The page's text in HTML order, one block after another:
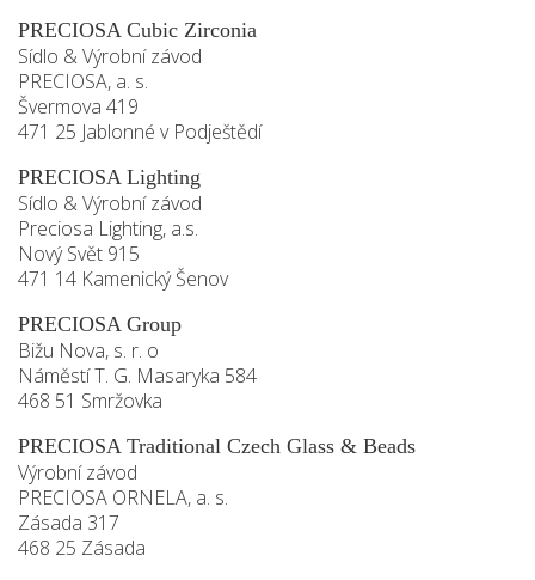
PRECIOSA Cubic Zirconia
Sídlo & Výrobní závod
PRECIOSA, a. s.
Švermova 419
471 25 Jablonné v Podještědí
PRECIOSA Lighting
Sídlo & Výrobní závod
Preciosa Lighting, a.s.
Nový Svět 915
471 14 Kamenický Šenov
PRECIOSA Group
Bižu Nova, s. r. o
Náměstí T. G. Masaryka 584
468 51 Smržovka
PRECIOSA Traditional Czech Glass & Beads
Výrobní závod
PRECIOSA ORNELA, a. s.
Zásada 317
468 25 Zásada